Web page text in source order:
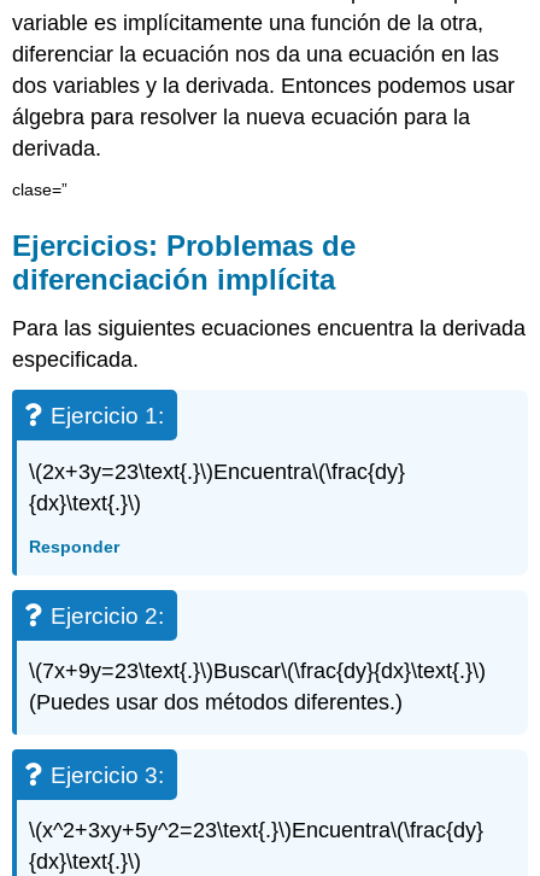
variable es implícitamente una función de la otra,
diferenciar la ecuación nos da una ecuación en las
dos variables y la derivada. Entonces podemos usar
álgebra para resolver la nueva ecuación para la
derivada.
clase=”
Ejercicios: Problemas de
diferenciación implícita
Para las siguientes ecuaciones encuentra la derivada
especificada.
Ejercicio 1:
\(2x+3y=23\text{.}\)Encuentra\(\frac{dy}
{dx}\text{.}\)
Responder
Ejercicio 2:
\(7x+9y=23\text{.}\)Buscar\(\frac{dy}{dx}\text{.}\)
(Puedes usar dos métodos diferentes.)
Ejercicio 3:
\(x^2+3xy+5y^2=23\text{.}\)Encuentra\(\frac{dy}
{dx}\text{.}\)